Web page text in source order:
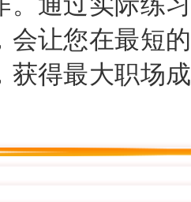
会让您在最短的
获得最大职场成